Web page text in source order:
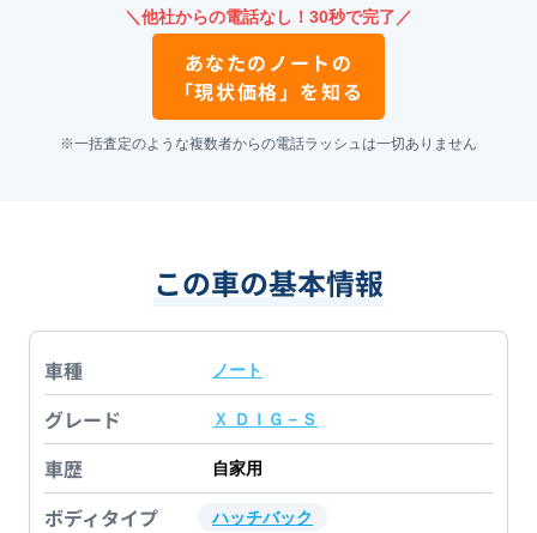
＼他社からの電話なし！30秒で完了／
あなたの ノート の
「現状価格」を知る
※一括査定のような複数者からの電話ラッシュは一切ありません
この車の基本情報
車種 ノート
グレード Ｘ ＤＩＧ－Ｓ
車歴 自家用
ボディタイプ ハッチバック